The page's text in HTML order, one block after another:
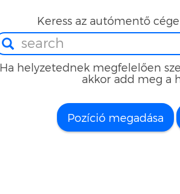
Keress az autómentő
Ha helyzetednek megfelelően
akkor add meg a
Pozíció megadása